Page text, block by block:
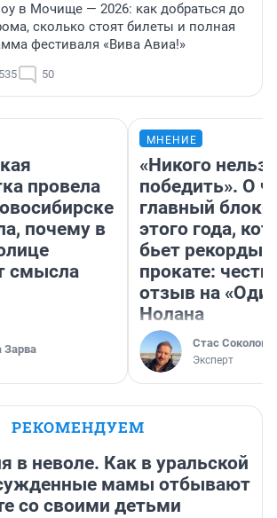
в Мочище — 2026: как добраться до
сколько стоят билеты и полная
фестиваля «Вива Авиа!»
50
провела
почему в
смысла
Зарва
МНЕНИЕ
«Никого нельзя
победить». О
главный
этого года,
бьет рекорды в
прокате:
отзыв на
Нолана
Стас Соколов
Эксперт
РЕКОМЕНДУЕМ
в неволе. Как в уральской
мамы отбывают
со своими детьми